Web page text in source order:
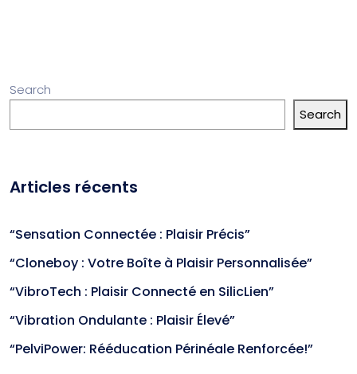
Search
Search
Articles récents
“Sensation Connectée : Plaisir Précis”
“Cloneboy : Votre Boîte à Plaisir Personnalisée”
“VibroTech : Plaisir Connecté en SilicLien”
“Vibration Ondulante : Plaisir Élevé”
“PelviPower: Rééducation Périnéale Renforcée!”